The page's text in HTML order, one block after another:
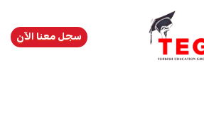
سجل معنا الآن